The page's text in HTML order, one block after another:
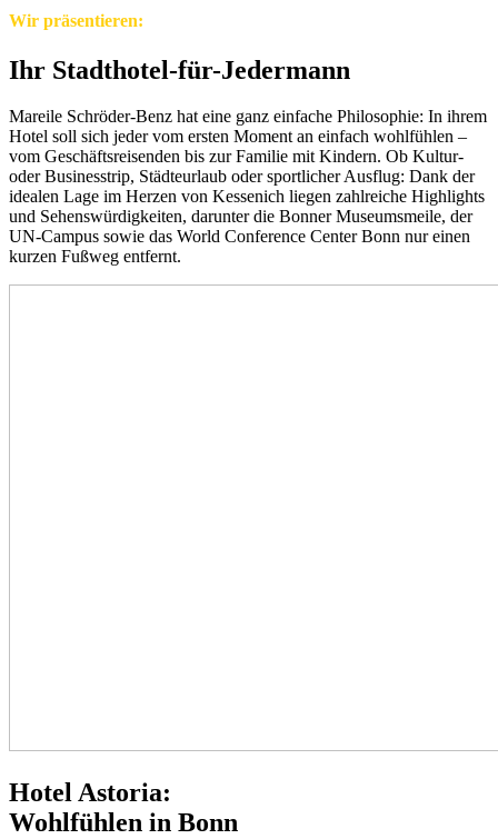
Wir präsentieren:
Ihr Stadthotel-für-Jedermann
Mareile Schröder-Benz hat eine ganz einfache Philosophie: In ihrem
Hotel soll sich jeder vom ersten Moment an einfach wohlfühlen –
vom Geschäftsreisenden bis zur Familie mit Kindern. Ob Kultur-
oder Businesstrip, Städteurlaub oder sportlicher Ausflug: Dank der
idealen Lage im Herzen von Kessenich liegen zahlreiche Highlights
und Sehenswürdigkeiten, darunter die Bonner Museumsmeile, der
UN-Campus sowie das World Conference Center Bonn nur einen
kurzen Fußweg entfernt.
Hotel Astoria:
Wohlfühlen in Bonn